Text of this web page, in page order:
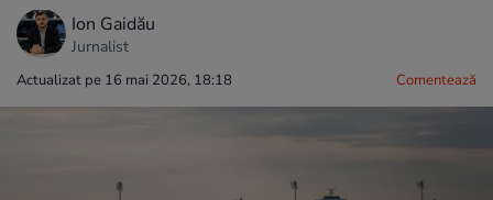
Ion Gaidău
Jurnalist
Actualizat pe 16 mai 2026, 18:18 Comentează